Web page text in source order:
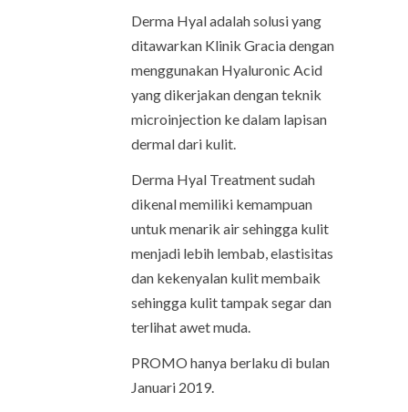
Derma Hyal adalah solusi yang
ditawarkan Klinik Gracia dengan
menggunakan Hyaluronic Acid
yang dikerjakan dengan teknik
microinjection ke dalam lapisan
dermal dari kulit.
Derma Hyal Treatment sudah
dikenal memiliki kemampuan
untuk menarik air sehingga kulit
menjadi lebih lembab, elastisitas
dan kekenyalan kulit membaik
sehingga kulit tampak segar dan
terlihat awet muda.
PROMO hanya berlaku di bulan
Januari 2019.